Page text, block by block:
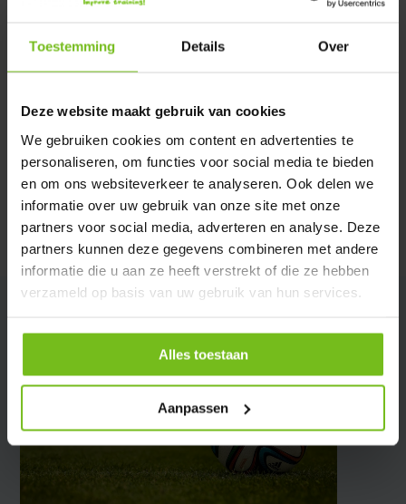
Toestemming Details Over
Deze website maakt gebruik van cookies
We gebruiken cookies om content en advertenties te
personaliseren, om functies voor social media te bieden
en om ons websiteverkeer te analyseren. Ook delen we
informatie over uw gebruik van onze site met onze
partners voor social media, adverteren en analyse. Deze
partners kunnen deze gegevens combineren met andere
informatie die u aan ze heeft verstrekt of die ze hebben
verzameld op basis van uw gebruik van hun services.
Alles toestaan
Aanpassen
Verstuur email
Description du produit
Évaluations
Partager